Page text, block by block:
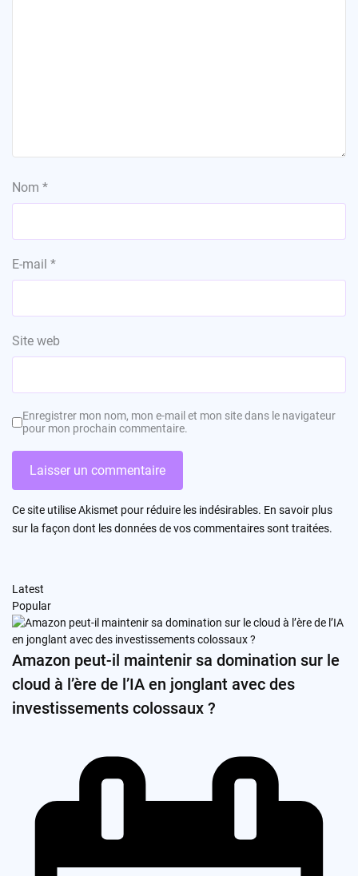
Nom *
E-mail *
Site web
Enregistrer mon nom, mon e-mail et mon site dans le navigateur
pour mon prochain commentaire.
Ce site utilise Akismet pour réduire les indésirables. En savoir plus
sur la façon dont les données de vos commentaires sont traitées.
Latest
Popular
Amazon peut-il maintenir sa domination sur le
cloud à l’ère de l’IA en jonglant avec des
investissements colossaux ?